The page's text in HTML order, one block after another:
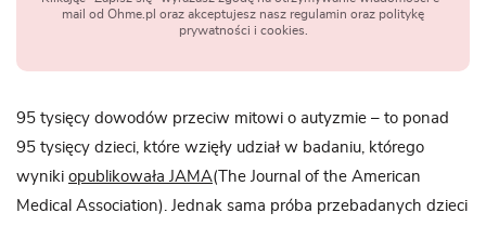
mail od Ohme.pl oraz akceptujesz nasz regulamin oraz politykę
prywatności i cookies.
95 tysięcy dowodów przeciw mitowi o autyzmie – to ponad
95 tysięcy dzieci, które wzięły udział w badaniu, którego
wyniki opublikowała JAMA(The Journal of the American
Medical Association). Jednak sama próba przebadanych dzieci